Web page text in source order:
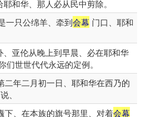
耶和华、那人必从民中剪除。
一只公绵羊、牵到会幕 门口、耶和
、亚伦从晚上到早晨、必在耶和华
世世代代永远的定例。
二年二月初一日、耶和华在西乃的
、
下、在本族的旗号那里、对着会幕